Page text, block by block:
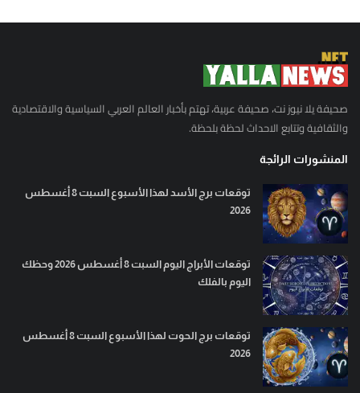
صحيفة يلا نيوز نت، صحيفة عربية، تهتم بأخبار العالم العربي السياسية والاقتصادية
والثقافية وتتابع الاحداث لحظة بلحظة.
المنشورات الرائجة
توقعات برج الأسد لهذا الأسبوع السبت 8 أغسطس
2026
توقعات الأبراج اليوم السبت 8 أغسطس 2026 وحظك
اليوم بالفلك
توقعات برج الحوت لهذا الأسبوع السبت 8 أغسطس
2026